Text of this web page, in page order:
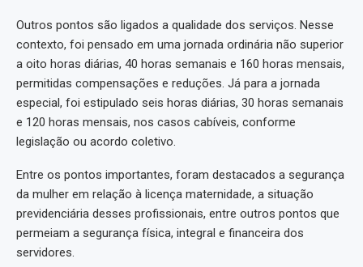
Outros pontos são ligados a qualidade dos serviços. Nesse
contexto, foi pensado em uma jornada ordinária não superior
a oito horas diárias, 40 horas semanais e 160 horas mensais,
permitidas compensações e reduções. Já para a jornada
especial, foi estipulado seis horas diárias, 30 horas semanais
e 120 horas mensais, nos casos cabíveis, conforme
legislação ou acordo coletivo.
Entre os pontos importantes, foram destacados a segurança
da mulher em relação à licença maternidade, a situação
previdenciária desses profissionais, entre outros pontos que
permeiam a segurança física, integral e financeira dos
servidores.